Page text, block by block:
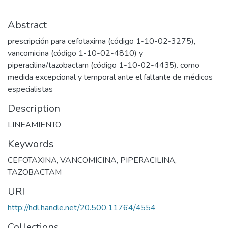
Abstract
prescripción para cefotaxima (código 1-10-02-3275),
vancomicina (código 1-10-02-4810) y
piperacilina/tazobactam (código 1-10-02-4435). como
medida excepcional y temporal ante el faltante de médicos
especialistas
Description
LINEAMIENTO
Keywords
CEFOTAXINA, VANCOMICINA, PIPERACILINA,
TAZOBACTAM
URI
http://hdl.handle.net/20.500.11764/4554